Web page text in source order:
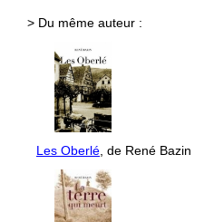
> Du même auteur :
Les Oberlé , de René Bazin